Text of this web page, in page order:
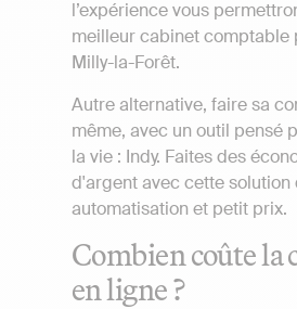
l’expérience vous
meilleur cabinet comptable
Milly-la-Forêt.
Autre alternative, faire sa
même, avec un outil pensé
la vie : Indy. Faites des
d'argent avec cette solution
automatisation et petit prix.
Combien coûte
en ligne ?